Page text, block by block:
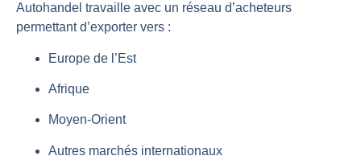
Autohandel travaille avec un réseau d’acheteurs
permettant d’exporter vers :
Europe de l’Est
Afrique
Moyen-Orient
Autres marchés internationaux